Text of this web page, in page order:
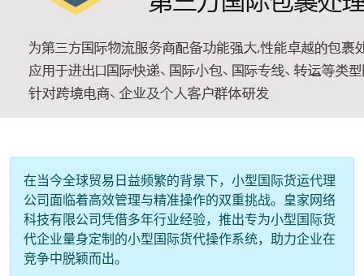
在当今全球贸易日益频繁的背景下，小型国际货运代理
公司面临着高效管理与精准操作的双重挑战。皇家网络
科技有限公司凭借多年行业经验，推出专为小型国际货
代企业量身定制的小型国际货代操作系统，助力企业在
竞争中脱颖而出。